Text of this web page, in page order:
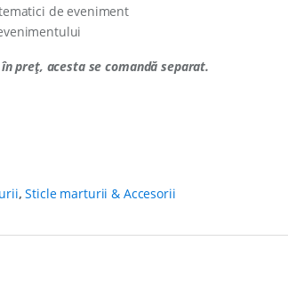
de eveniment
preț, acesta se comandă separat.
,Sticle marturii & Accesorii